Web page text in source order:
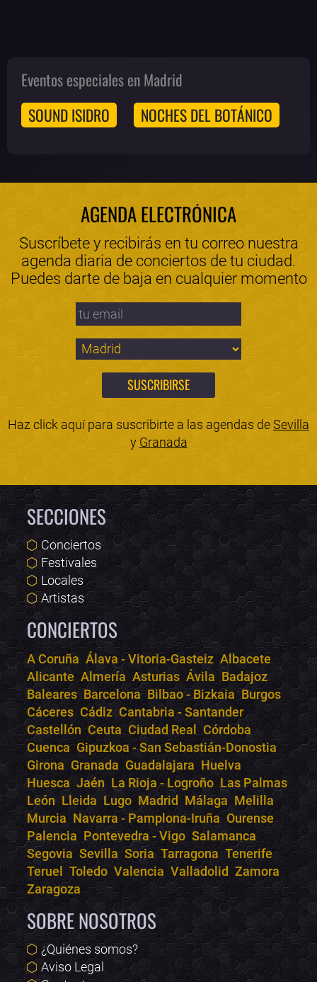
Eventos especiales en Madrid
SOUND ISIDRO
NOCHES DEL BOTÁNICO
AGENDA ELECTRÓNICA
Suscríbete y recibirás en tu correo nuestra
agenda diaria de conciertos de tu ciudad.
Puedes darte de baja en cualquier momento
Haz click aquí para suscribirte a las agendas deSevilla
y Granada
SECCIONES
Conciertos
Festivales
Locales
Artistas
CONCIERTOS
A Coruña Álava - Vitoria-Gasteiz Albacete
Alicante Almería Asturias Ávila Badajoz
Baleares Barcelona Bilbao - Bizkaia Burgos
Cáceres Cádiz Cantabria - Santander
Castellón Ceuta Ciudad Real Córdoba
Cuenca Gipuzkoa - San Sebastián-Donostia
Girona Granada Guadalajara Huelva
Huesca Jaén La Rioja - Logroño Las Palmas
León Lleida Lugo Madrid Málaga Melilla
Murcia Navarra - Pamplona-Iruña Ourense
Palencia Pontevedra - Vigo Salamanca
Segovia Sevilla Soria Tarragona Tenerife
Teruel Toledo Valencia Valladolid Zamora
Zaragoza
SOBRE NOSOTROS
¿Quiénes somos?
Aviso Legal
Bololoco · conciertos.club
Online · Te ayudo a encontrar conciertos